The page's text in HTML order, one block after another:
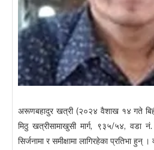
अरूणबहादुर खत्री (२०२४ वैशाख १४ गते
मिठु खत्रीसामाखुसी मार्ग, ९३५/५४, वडा नं.
सिर्जनामा र समीक्षामा लागिरहेका प्रतिभा